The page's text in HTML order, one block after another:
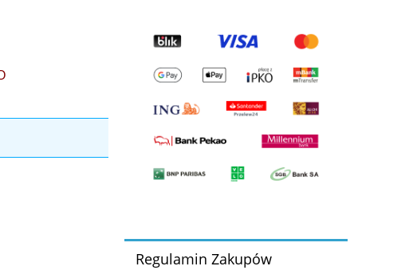
Regulamin Zakupów